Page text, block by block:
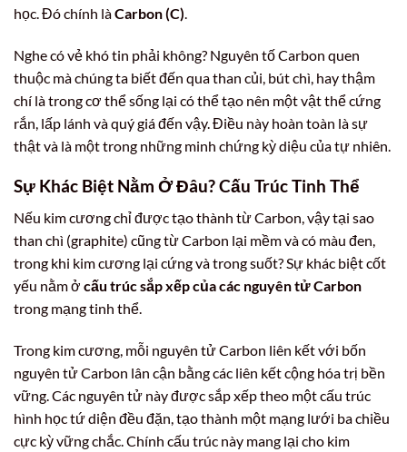
học. Đó chính làCarbon (C)
Nghe có vẻ khó tin phải không? Nguyên tố Carbon quen
thuộc mà chúng ta biết đến qua than củi, bút chì, hay thậm
chí là trong cơ thể sống lại có thể tạo nên một vật thể cứng
rắn, lấp lánh và quý giá đến vậy. Điều này hoàn toàn là sự
thật và là một trong những minh chứng kỳ diệu của tự nhiên.
Sự Khác Biệt Nằm Ở Đâu? Cấu Trúc Tinh Thể
Nếu kim cương chỉ được tạo thành từ Carbon, vậy tại sao
than chì (graphite) cũng từ Carbon lại mềm và có màu đen,
trong khi kim cương lại cứng và trong suốt? Sự khác biệt cốt
yếu nằm ở cấu trúc sắp xếp của các nguyên tử Carbon
trong mạng tinh thể.
Trong kim cương, mỗi nguyên tử Carbon liên kết với bốn
nguyên tử Carbon lân cận bằng các liên kết cộng hóa trị bền
vững. Các nguyên tử này được sắp xếp theo một cấu trúc
hình học tứ diện đều đặn, tạo thành một mạng lưới ba chiều
cực kỳ vững chắc. Chính cấu trúc này mang lại cho kim